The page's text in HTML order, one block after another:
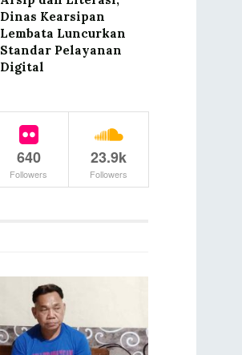
Dinas Kearsipan
Lembata Luncurkan
Standar Pelayanan
Digital
640
Followers
23.9k
Followers